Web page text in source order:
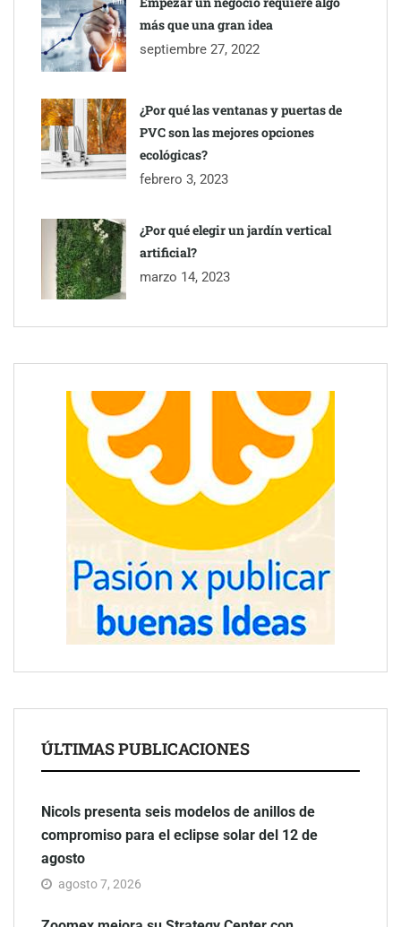
más que una gran idea
septiembre 27, 2022
¿Por qué las ventanas y puertas de
PVC son las mejores opciones
ecológicas?
febrero 3, 2023
¿Por qué elegir un jardín vertical
artificial?
marzo 14, 2023
ÚLTIMAS PUBLICACIONES
Nicols presenta seis modelos de anillos de
compromiso para el eclipse solar del 12 de
agosto
agosto 7, 2026